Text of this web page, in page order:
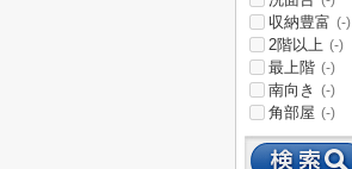
収納豊富 (-)
2階以上 (-)
最上階 (-)
南向き (-)
角部屋 (-)